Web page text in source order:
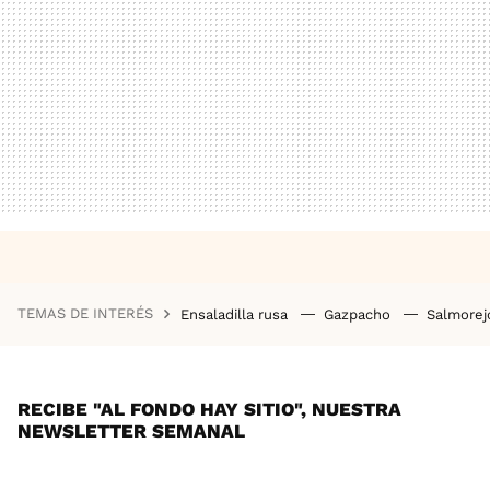
TEMAS DE INTERÉS Ensaladilla rusa Gazpacho
RECIBE "AL FONDO HAY SITIO", NUESTRA
NEWSLETTER SEMANAL